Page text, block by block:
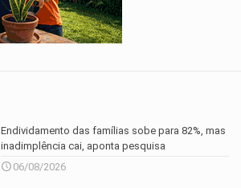
Endividamento das famílias sobe para 82%, mas
inadimplência cai, aponta pesquisa
06/08/2026